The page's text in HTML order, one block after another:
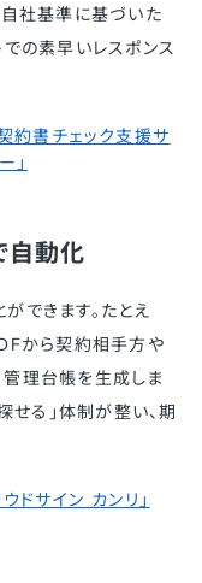
社基準に基づいた
の素早いレスポンス
約書チェック支援サ
」
自動化
できます。たとえ
から契約相手方や
理台帳を生成しま
せる」体制が整い、期
ドサイン カンリ」